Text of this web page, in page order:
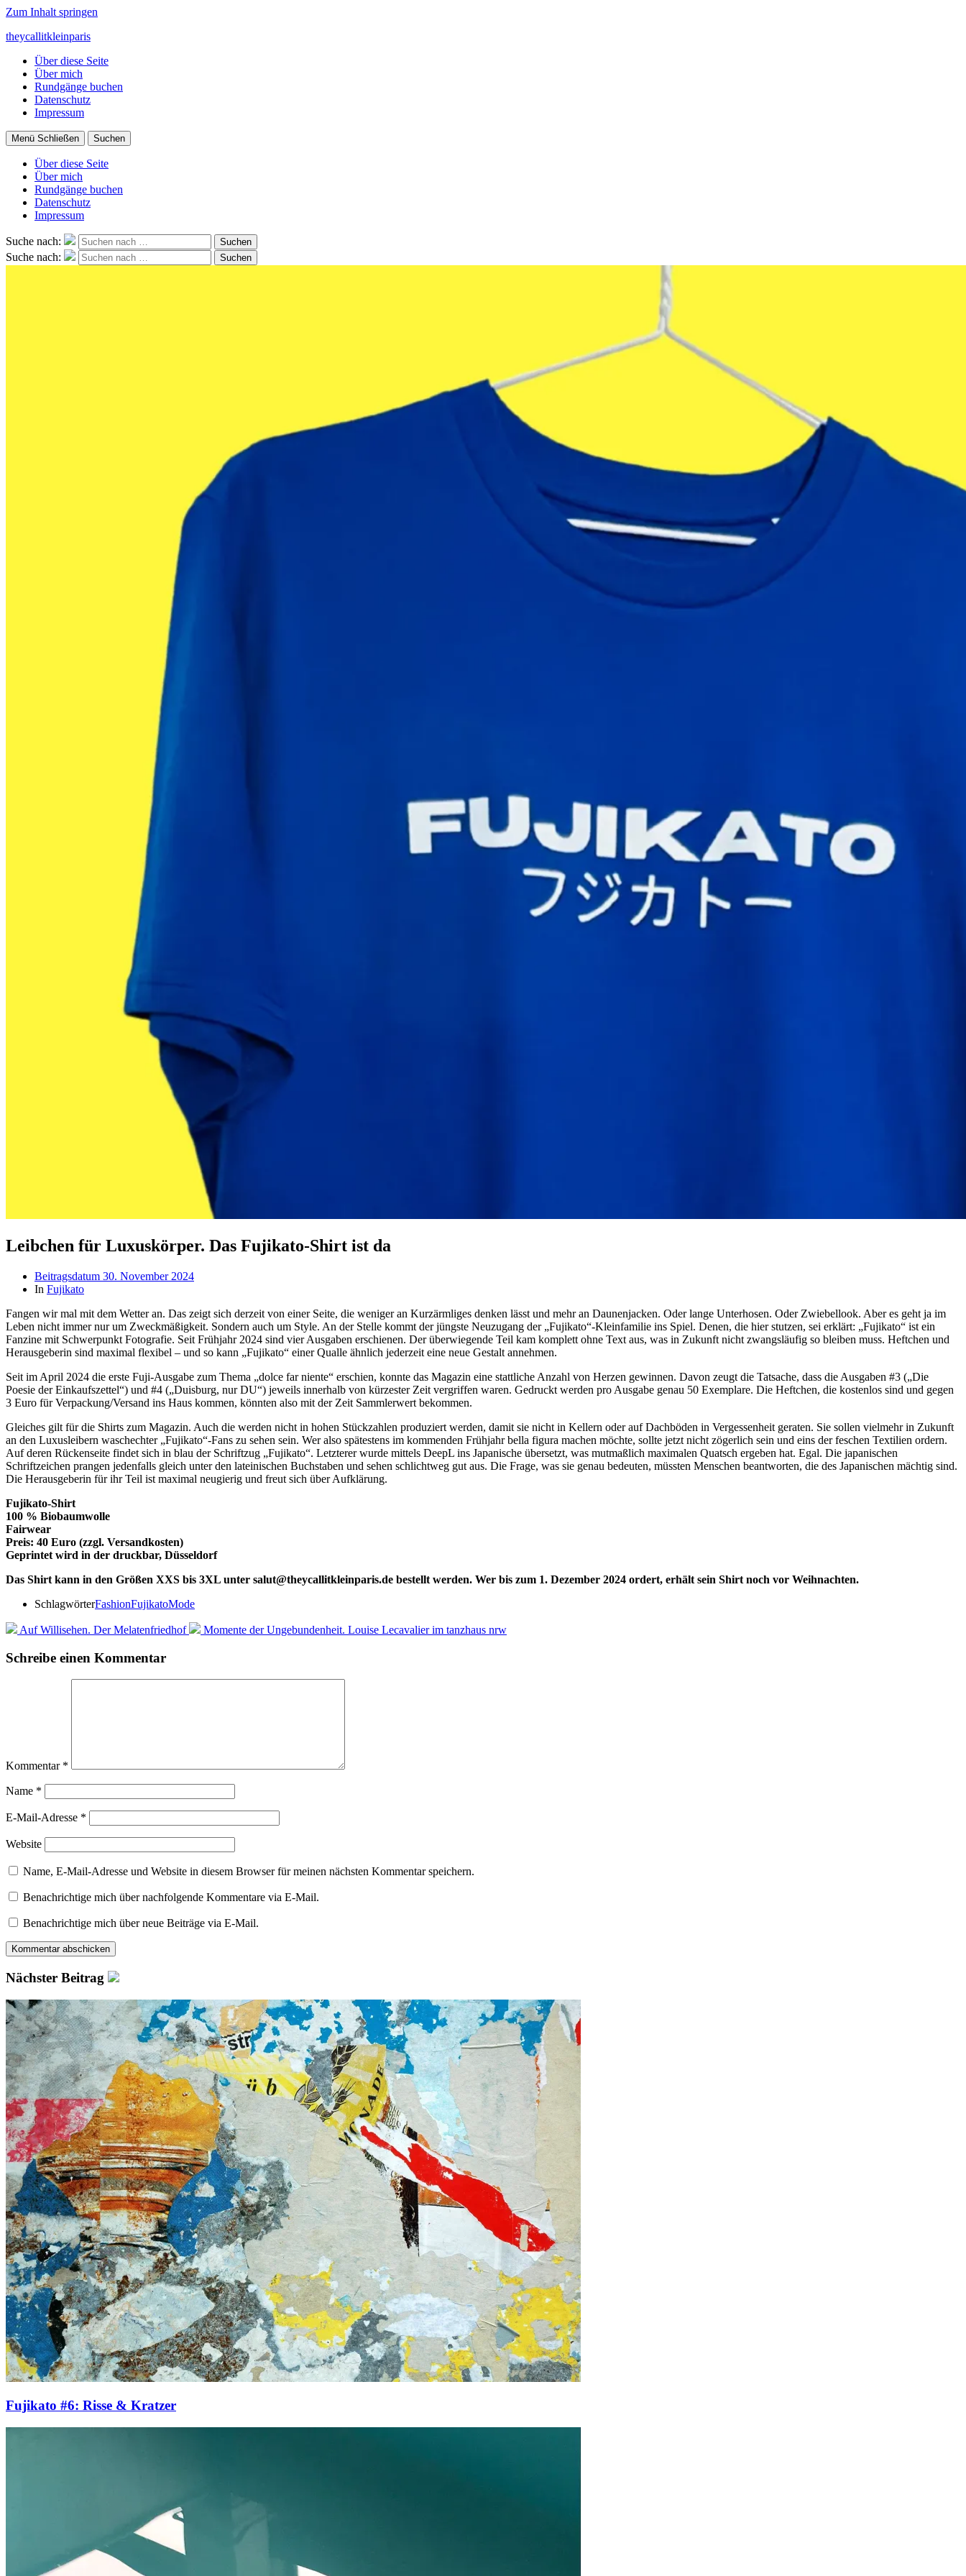
Zum Inhalt springen
theycallitkleinparis
Über diese Seite
Über mich
Rundgänge buchen
Datenschutz
Impressum
Menü Schließen Suchen
Über diese Seite
Über mich
Rundgänge buchen
Datenschutz
Impressum
Suche nach: Suchen
Suche nach: Suchen
Leibchen für Luxuskörper. Das Fujikato-Shirt ist da
Beitragsdatum 30. November 2024
In Fujikato
Fangen wir mal mit dem Wetter an. Das zeigt sich derzeit von einer Seite, die weniger an Kurzärmliges denken lässt und mehr an Daunenjacken. Oder lange Unterhosen. Oder Zwiebellook. Aber es geht ja im
Leben nicht immer nur um Zweckmäßigkeit. Sondern auch um Style. An der Stelle kommt der jüngste Neuzugang der „Fujikato“-Kleinfamilie ins Spiel. Denen, die hier stutzen, sei erklärt: „Fujikato“ ist ein
Fanzine mit Schwerpunkt Fotografie. Seit Frühjahr 2024 sind vier Ausgaben erschienen. Der überwiegende Teil kam komplett ohne Text aus, was in Zukunft nicht zwangsläufig so bleiben muss. Heftchen und
Herausgeberin sind maximal flexibel – und so kann „Fujikato“ einer Qualle ähnlich jederzeit eine neue Gestalt annehmen.
Seit im April 2024 die erste Fuji-Ausgabe zum Thema „dolce far niente“ erschien, konnte das Magazin eine stattliche Anzahl von Herzen gewinnen. Davon zeugt die Tatsache, dass die Ausgaben #3 („Die
Poesie der Einkaufszettel“) und #4 („Duisburg, nur DU“) jeweils innerhalb von kürzester Zeit vergriffen waren. Gedruckt werden pro Ausgabe genau 50 Exemplare. Die Heftchen, die kostenlos sind und gegen
3 Euro für Verpackung/Versand ins Haus kommen, könnten also mit der Zeit Sammlerwert bekommen.
Gleiches gilt für die Shirts zum Magazin. Auch die werden nicht in hohen Stückzahlen produziert werden, damit sie nicht in Kellern oder auf Dachböden in Vergessenheit geraten. Sie sollen vielmehr in Zukunft
an den Luxusleibern waschechter „Fujikato“-Fans zu sehen sein. Wer also spätestens im kommenden Frühjahr bella figura machen möchte, sollte jetzt nicht zögerlich sein und eins der feschen Textilien ordern.
Auf deren Rückenseite findet sich in blau der Schriftzug „Fujikato“. Letzterer wurde mittels DeepL ins Japanische übersetzt, was mutmaßlich maximalen Quatsch ergeben hat. Egal. Die japanischen
Schriftzeichen prangen jedenfalls gleich unter den lateinischen Buchstaben und sehen schlichtweg gut aus. Die Frage, was sie genau bedeuten, müssten Menschen beantworten, die des Japanischen mächtig sind.
Die Herausgeberin für ihr Teil ist maximal neugierig und freut sich über Aufklärung.
Fujikato-Shirt
100 % Biobaumwolle
Fairwear
Preis: 40 Euro (zzgl. Versandkosten)
Geprintet wird in der druckbar, Düsseldorf
Das Shirt kann in den Größen XXS bis 3XL unter salut@theycallitkleinparis.de bestellt werden. Wer bis zum 1. Dezember 2024 ordert, erhält sein Shirt noch vor Weihnachten.
SchlagwörterFashionFujikatoMode
Auf Willisehen. Der Melatenfriedhof Momente der Ungebundenheit. Louise Lecavalier im tanzhaus nrw
Schreibe einen Kommentar
Kommentar *
Name *
E-Mail-Adresse *
Website
Name, E-Mail-Adresse und Website in diesem Browser für meinen nächsten Kommentar speichern.
Benachrichtige mich über nachfolgende Kommentare via E-Mail.
Benachrichtige mich über neue Beiträge via E-Mail.
Nächster Beitrag
Fujikato #6: Risse & Kratzer